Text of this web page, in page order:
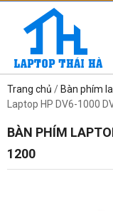
Trang chủ / Bàn phím
Laptop HP DV6-1000
BÀN PHÍM
1200